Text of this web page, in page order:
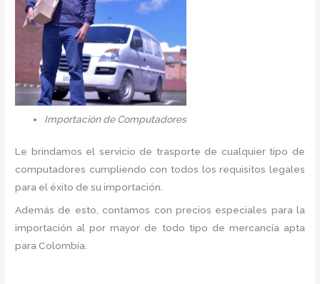
Importación de Computadores
Le brindamos el servicio de trasporte de cualquier tipo de
computadores cumpliendo con todos los requisitos legales
para el éxito de su importación.
Además de esto, contamos con precios especiales para la
importación al por mayor de todo tipo de mercancía apta
para Colombia.